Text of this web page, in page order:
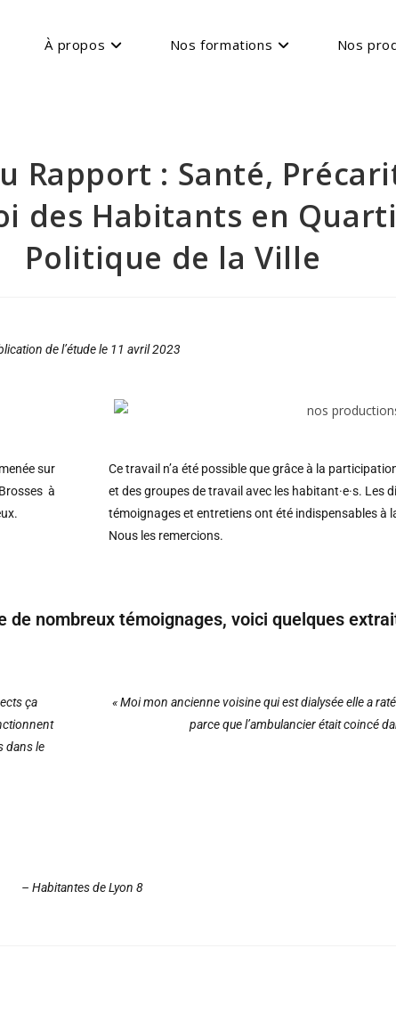
À propos Nos formations Nos
Rapport : Santé,
des Habitants en
Politique de la Ville
de l’étude le 11 avril 2023
sur
à
Ce travail n’a été possible que grâce à la
et des groupes de travail avec les habitant·e·s. Les
témoignages et entretiens ont été indispensables à
Nous les remercions.
de nombreux témoignages, voici quelques
ça
dans le
« Moi mon ancienne voisine qui est dialysée elle a
parce que l’ambulancier était coincé
– Habitantes de Lyon 8